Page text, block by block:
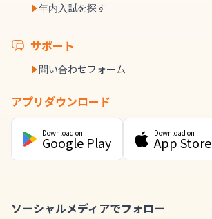
年内入試を探す
サポート
問い合わせフォーム
アプリダウンロード
Download on
Google Play
Download on
App Store
ソーシャルメディアでフォロー